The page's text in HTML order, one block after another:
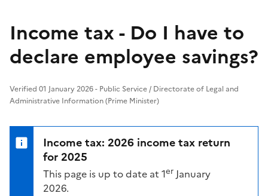
Income tax - Do I have to
declare employee savings?
Verified 01 January 2026 - Public Service / Directorate of Legal and
Administrative Information (Prime Minister)
Income tax: 2026 income tax return
for 2025
This page is up to date at 1er January
2026.